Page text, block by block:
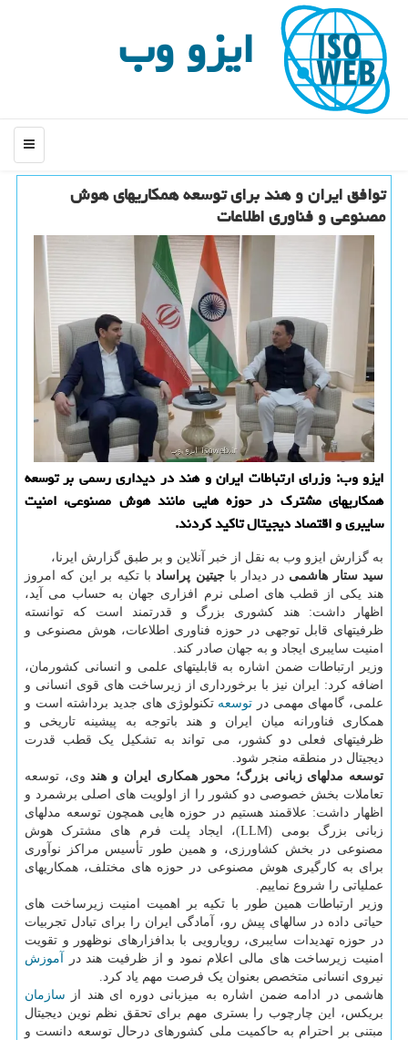
ایزو وب
منو
توافق ایران و هند برای توسعه همکاریهای هوش
مصنوعی و فناوری اطلاعات
ایزو وب: وزرای ارتباطات ایران و هند در دیداری رسمی بر توسعه
همکاریهای مشترک در حوزه هایی مانند هوش مصنوعی، امنیت
سایبری و اقتصاد دیجیتال تاکید کردند.
به گزارش ایزو وب به نقل از خبر آنلاین و بر طبق گزارش ایرنا،
سید ستار هاشمی در دیدار باجیتین پراسادبا تکیه بر این که امروز
هند یکی از قطب های اصلی نرم افزاری جهان به حساب می آید،
اظهار داشت: هند کشوری بزرگ و قدرتمند است که توانسته
ظرفیتهای قابل توجهی در حوزه فناوری اطلاعات، هوش مصنوعی و
امنیت سایبری ایجاد و به جهان صادر کند.
وزیر ارتباطات ضمن اشاره به قابلیتهای علمی و انسانی کشورمان،
اضافه کرد: ایران نیز با برخورداری از زیرساخت های قوی انسانی و
علمی، گامهای مهمی در توسعه تکنولوژی های جدید برداشته است و
همکاری فناورانه میان ایران و هند باتوجه به پیشینه تاریخی و
ظرفیتهای فعلی دو کشور، می تواند به تشکیل یک قطب قدرت
دیجیتال در منطقه منجر شود.
توسعه مدلهای زبانی بزرگ؛ محور همکاری ایران و هندوی، توسعه
تعاملات بخش خصوصی دو کشور را از اولویت های اصلی برشمرد و
اظهار داشت: علاقمند هستیم در حوزه هایی همچون توسعه مدلهای
زبانی بزرگ بومی (LLM)، ایجاد پلت فرم های مشترک هوش
مصنوعی در بخش کشاورزی، و همین طور تأسیس مراکز نوآوری
برای به کارگیری هوش مصنوعی در حوزه های مختلف، همکاریهای
عملیاتی را شروع نماییم.
وزیر ارتباطات همین طور با تکیه بر اهمیت امنیت زیرساخت های
حیاتی داده در سالهای پیش رو، آمادگی ایران را برای تبادل تجربیات
در حوزه تهدیدات سایبری، رویارویی با بدافزارهای نوظهور و تقویت
امنیت زیرساخت های مالی اعلام نمود و از ظرفیت هند در
آموزش
نیروی انسانی متخصص بعنوان یک فرصت مهم یاد کرد.
هاشمی در ادامه ضمن اشاره به میزبانی دوره ای هند از سازمان
بریکس، این چارچوب را بستری مهم برای تحقق نظم نوین دیجیتال
مبتنی بر احترام به حاکمیت ملی کشورهای درحال توسعه دانست و